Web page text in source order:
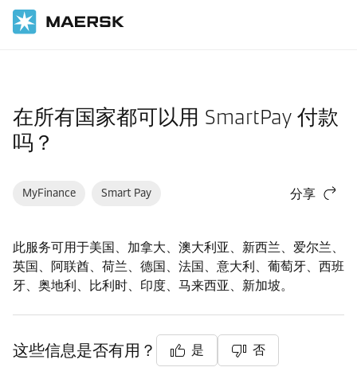
在所有国家都可以用 SmartPay 付款
吗？
MyFinance Smart Pay 分享
此服务可用于美国、加拿大、澳大利亚、新西兰、爱尔兰、
英国、阿联酋、荷兰、德国、法国、意大利、葡萄牙、西班
牙、奥地利、比利时、印度、马来西亚、新加坡。
这些信息是否有用？ 是 否